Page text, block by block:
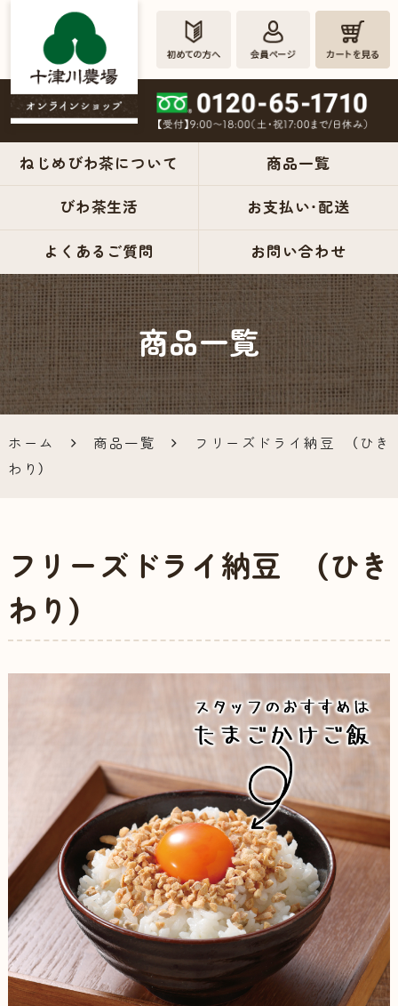
ねじめび
わ茶の十
津川農場
公式オン
ラインシ
ョップ
ねじめびわ茶について 商品一覧
びわ茶生活 お支払い・配送
よくあるご質問 お問い合わせ
商品一覧
ホーム 商品一覧
フリーズドライ納豆 （ひき
わり）
フリーズドライ納豆 （ひき
わり）